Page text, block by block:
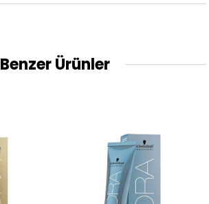
Benzer Ürünler